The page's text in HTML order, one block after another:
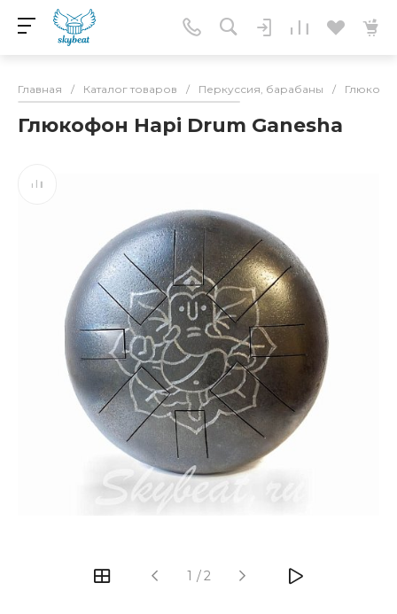
Главная / Каталог товаров / Перкуссия, барабаны /
Глюкофон Hapi Drum Ganesha
1 /2